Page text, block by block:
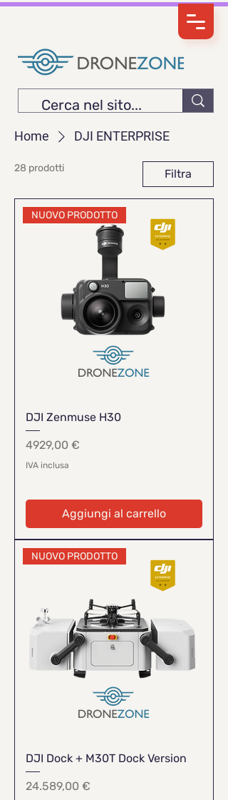
Home DJI ENTERPRISE
28 prodotti Filtra
NUOVO PRODOTTO
DJI Zenmuse H30
Prezzo
4929,00 €
IVA inclusa
Aggiungi al carrello
NUOVO PRODOTTO
DJI Dock + M30T Dock Version
Prezzo
24.589,00 €